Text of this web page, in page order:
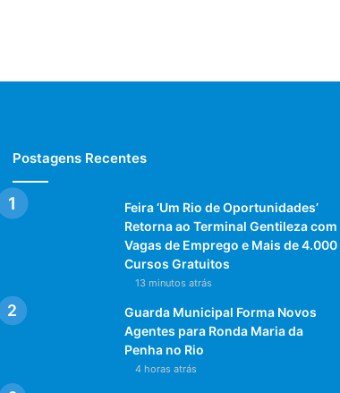
Postagens Recentes
Feira ‘Um Rio de Oportunidades’
Retorna ao Terminal Gentileza com
Vagas de Emprego e Mais de 4.000
Cursos Gratuitos
13 minutos atrás
Guarda Municipal Forma Novos
Agentes para Ronda Maria da
Penha no Rio
4 horas atrás